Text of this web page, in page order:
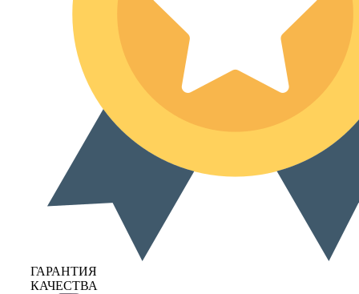
ГАРАНТИЯ
КАЧЕСТВА